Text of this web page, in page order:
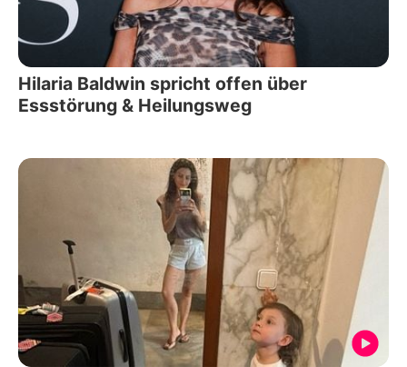
Hilaria Baldwin spricht offen über
Essstörung & Heilungsweg